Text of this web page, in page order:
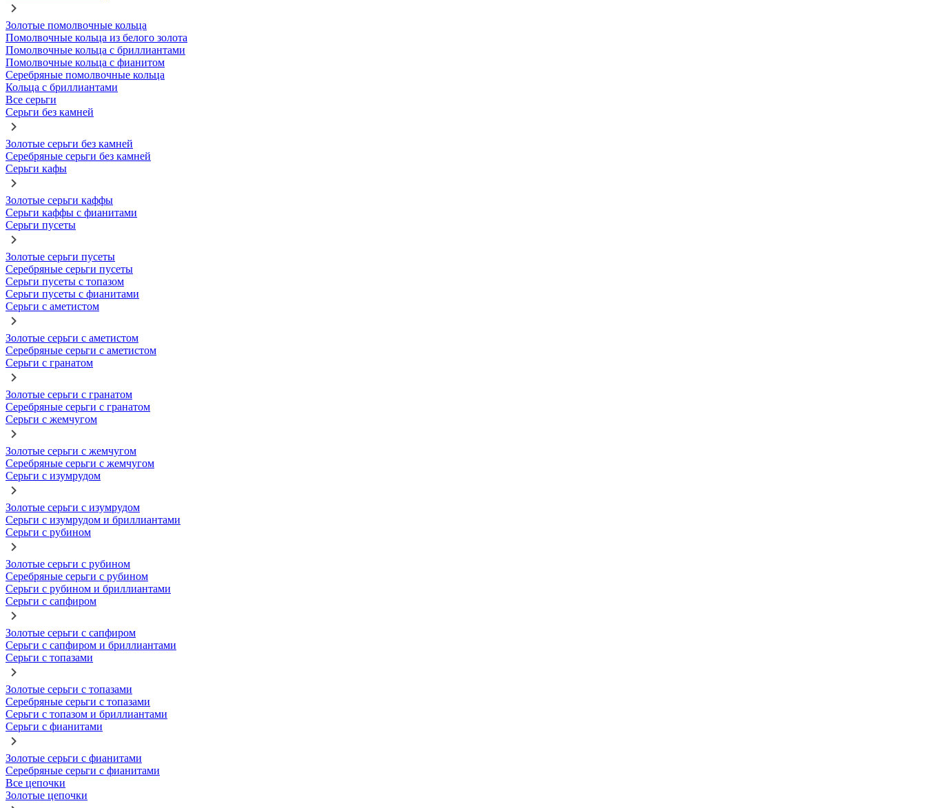
Золотые помолвочные кольца
Помолвочные кольца из белого золота
Помолвочные кольца с бриллиантами
Помолвочные кольца с фианитом
Серебряные помолвочные кольца
Кольца с бриллиантами
Все серьги
Серьги без камней
Золотые серьги без камней
Серебряные серьги без камней
Серьги кафы
Золотые серьги каффы
Серьги каффы с фианитами
Серьги пусеты
Золотые серьги пусеты
Серебряные серьги пусеты
Серьги пусеты с топазом
Серьги пусеты с фианитами
Серьги с аметистом
Золотые серьги с аметистом
Серебряные серьги с аметистом
Серьги с гранатом
Золотые серьги с гранатом
Серебряные серьги с гранатом
Серьги с жемчугом
Золотые серьги с жемчугом
Серебряные серьги с жемчугом
Серьги с изумрудом
Золотые серьги с изумрудом
Серьги с изумрудом и бриллиантами
Серьги с рубином
Золотые серьги с рубином
Серебряные серьги с рубином
Серьги с рубином и бриллиантами
Серьги с сапфиром
Золотые серьги с сапфиром
Серьги с сапфиром и бриллиантами
Серьги с топазами
Золотые серьги с топазами
Серебряные серьги с топазами
Серьги с топазом и бриллиантами
Серьги с фианитами
Золотые серьги с фианитами
Серебряные серьги с фианитами
Все цепочки
Золотые цепочки